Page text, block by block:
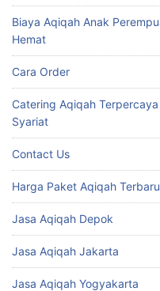
Biaya Aqiqah Anak
Hemat
Cara Order
Catering Aqiqah
Syariat
Contact Us
Harga Paket Aqiqah
Jasa Aqiqah Depok
Jasa Aqiqah Jakarta
Jasa Aqiqah Yogyakarta